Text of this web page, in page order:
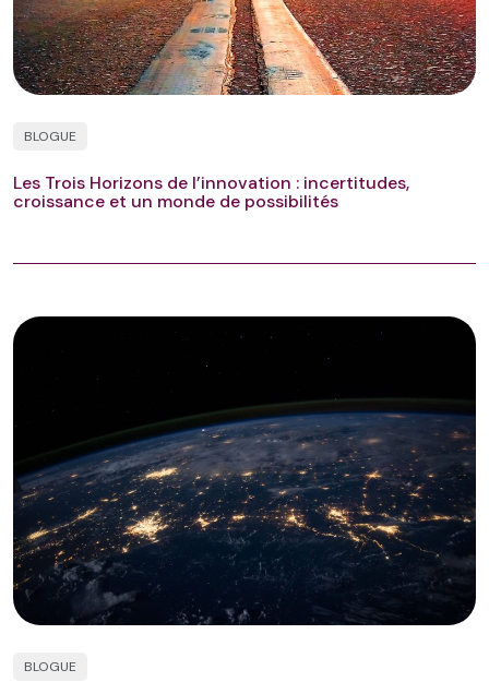
BLOGUE
Les Trois Horizons de l’innovation : incertitudes,
croissance et un monde de possibilités
BLOGUE